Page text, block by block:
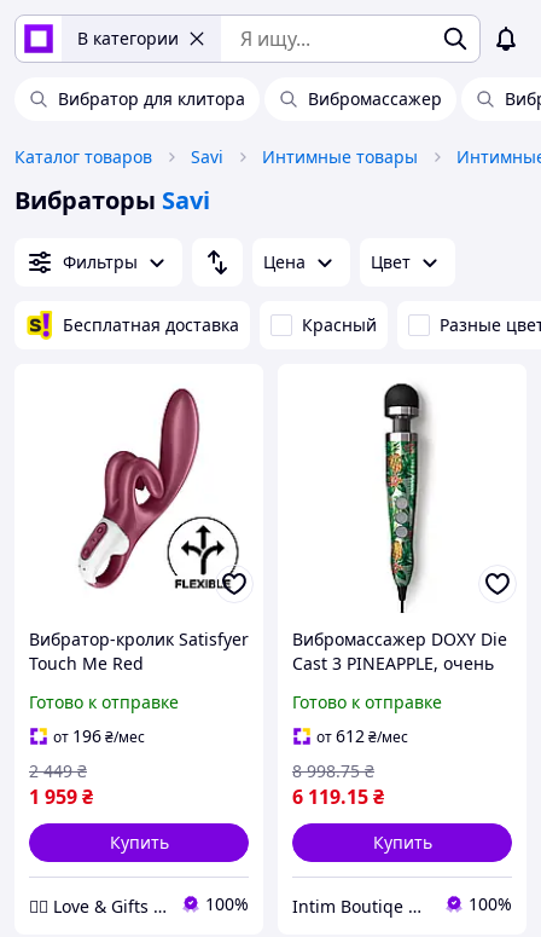
В категории
Вибратор для клитора Вибромассажер
Каталог товаров Savi Интимные товары
Вибраторы Savi
Фильтры Цена Цвет
Бесплатная доставка Красный Разные
Вибратор-кролик Satisfyer
Touch Me Red
Готово к отправке
от 196₴/мес
1 959₴
2 449 ₴
Купить
❤️‍🔥 Love & Gifts 🎁 100%
Вибромассажер DOXY Die
Cast 3 PINEAPPLE, очень
металлический корпус
Feromon
Готово к отправке
от612₴/мес
6 119.15₴
8 998.75 ₴
Купить
Intim Boutiqe 777Shop 100%